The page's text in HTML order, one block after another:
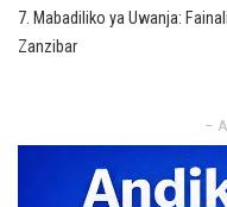
Mabadiliko ya Uwanja:
Zanzibar
–